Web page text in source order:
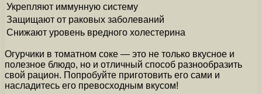
Укрепляют иммунную систему
Защищают от раковых заболеваний
Снижают уровень вредного холестерина
Огурчики в томатном соке — это не только вкусное и
полезное блюдо, но и отличный способ разнообразить
свой рацион. Попробуйте приготовить его сами и
насладитесь его превосходным вкусом!